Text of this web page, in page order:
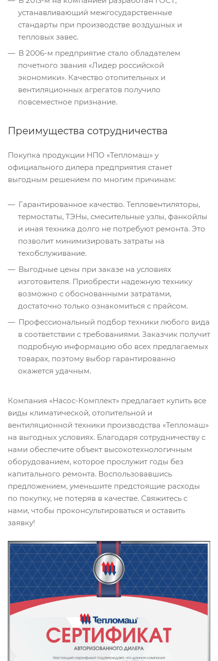
устанавливающий межгосударственные
стандарты при производстве воздушных и
тепловых завес.
В 2006-м предприятие стало обладателем
почетного звания «Лидер российской
экономики». Качество отопительных и
вентиляционных агрегатов получило
повсеместное признание.
Преимущества сотрудничества
Покупка продукции НПО «Тепломаш» у
официального дилера предприятия станет
выгодным решением по многим причинам:
Гарантированное качество. Тепловентиляторы,
термостаты, ТЭНы, смесительные узлы, фанкойлы
и иная техника долго не потребуют ремонта. Это
позволит минимизировать затраты на
техобслуживание.
Выгодные цены при заказе на условиях
изготовителя. Приобрести надежную технику
возможно с обоснованными затратами,
достаточно только ознакомиться с прайсом.
Профессиональный подбор техники любого вида
в соответствии с требованиями. Заказчик получит
подробную информацию обо всех предлагаемых
товарах, поэтому выбор гарантированно
окажется удачным.
Компания «Насос-Комплект» предлагает купить все
виды климатической, отопительной и
вентиляционной техники производства «Тепломаш»
на выгодных условиях. Благодаря сотрудничеству с
нами обеспечите объект высокотехнологичным
оборудованием, которое прослужит годы без
капитального ремонта. Воспользовавшись
предложением, уменьшите предстоящие расходы
по покупку, не потеряв в качестве. Свяжитесь с
нами, чтобы проконсультироваться и оставить
заявку!